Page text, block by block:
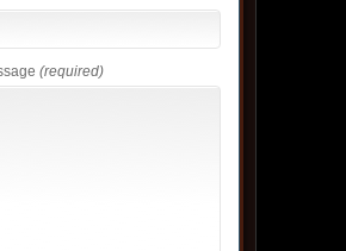
(required)